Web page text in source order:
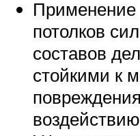
Применение
потолков
составов
стойкими к